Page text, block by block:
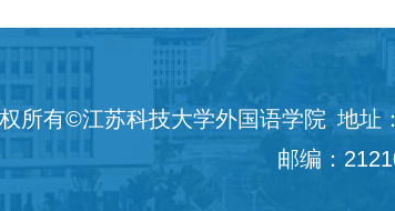
所有©江苏科技大学外国语学院 地址
邮编：